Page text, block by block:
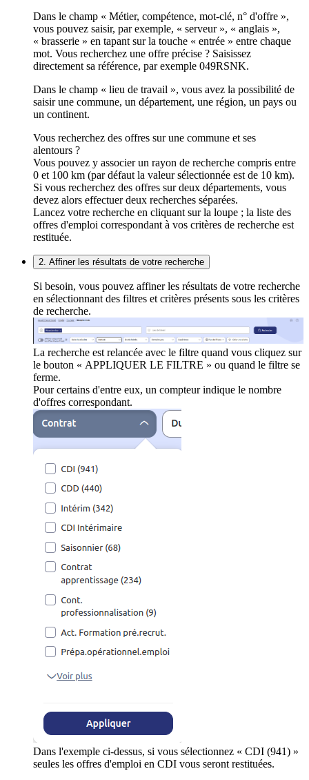
Dans le champ « Métier, compétence, mot-clé, n° d'offre »,
vous pouvez saisir, par exemple, « serveur », « anglais »,
« brasserie » en tapant sur la touche « entrée » entre chaque
mot. Vous recherchez une offre précise ? Saisissez
directement sa référence, par exemple 049RSNK.
Dans le champ « lieu de travail », vous avez la possibilité de
saisir une commune, un département, une région, un pays ou
un continent.
Vous recherchez des offres sur une commune et ses
alentours ?
Vous pouvez y associer un rayon de recherche compris entre
0 et 100 km (par défaut la valeur sélectionnée est de 10 km).
Si vous recherchez des offres sur deux départements, vous
devez alors effectuer deux recherches séparées.
Lancez votre recherche en cliquant sur la loupe ; la liste des
offres d'emploi correspondant à vos critères de recherche est
restituée.
2. Affiner les résultats de votre recherche
Si besoin, vous pouvez affiner les résultats de votre recherche
en sélectionnant des filtres et critères présents sous les critères
de recherche.
La recherche est relancée avec le filtre quand vous cliquez sur
le bouton « APPLIQUER LE FILTRE » ou quand le filtre se
ferme.
Pour certains d'entre eux, un compteur indique le nombre
d'offres correspondant.
Dans l'exemple ci-dessus, si vous sélectionnez « CDI (941) »
seules les offres d'emploi en CDI vous seront restituées.